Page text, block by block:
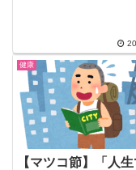
健康
【マツコ節】「人生